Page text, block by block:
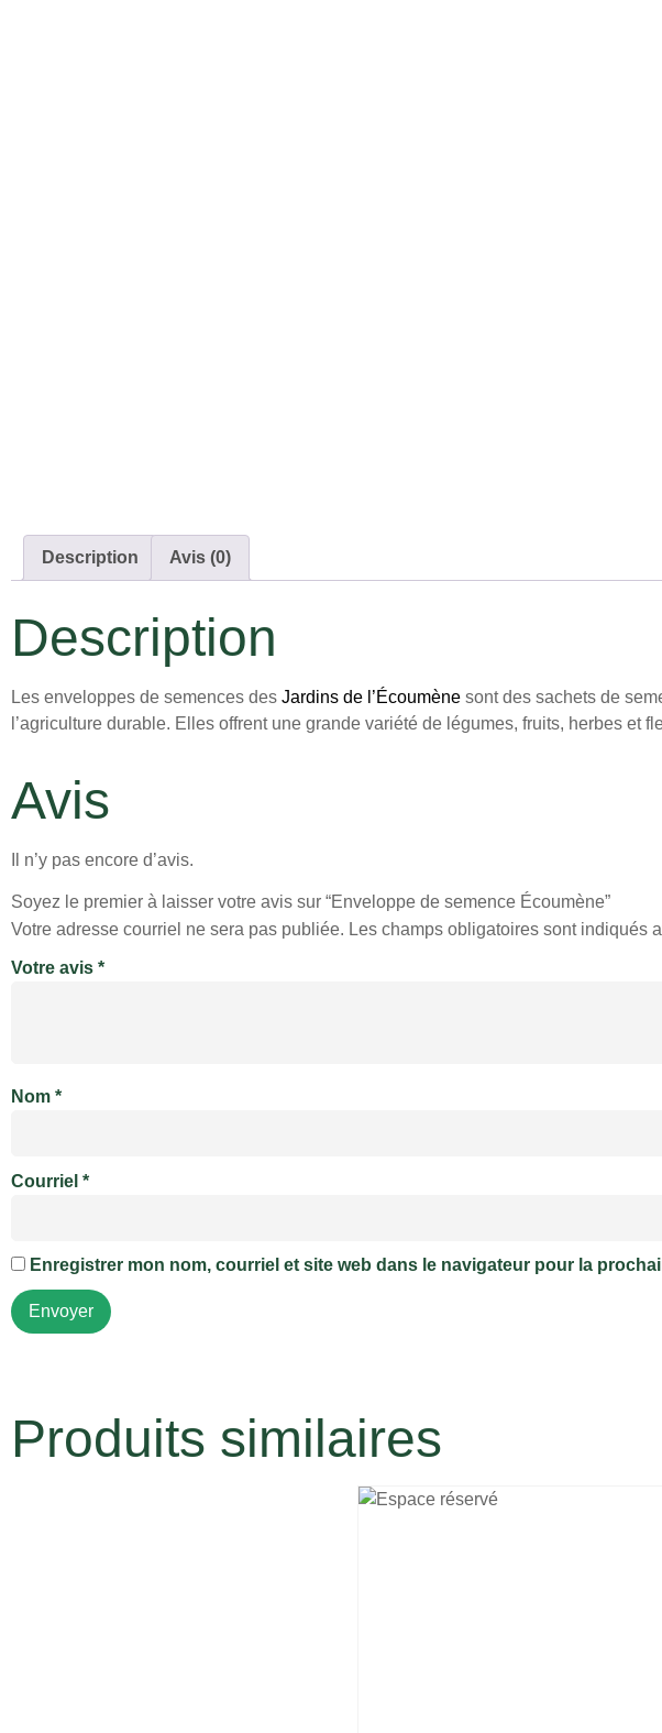
Description Avis (0)
Description
Les enveloppes de semences des Jardins de l’Écoumène sont des sachets de
l’agriculture durable. Elles offrent une grande variété de légumes, fruits, herbes et
Avis
Il n’y pas encore d’avis.
Soyez le premier à laisser votre avis sur “Enveloppe de semence Écoumène”
Votre adresse courriel ne sera pas publiée. Les champs obligatoires sont indiqués
Votre avis *
Nom *
Courriel *
Enregistrer mon nom, courriel et site web dans le navigateur pour la
Produits similaires